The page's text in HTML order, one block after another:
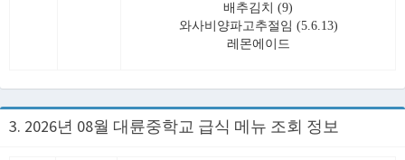
배추김치 (9)
와사비양파고추절임 (5.6.13)
레몬에이드
3. 2026년 08월 대륜중학교 급식 메뉴 조회 정보